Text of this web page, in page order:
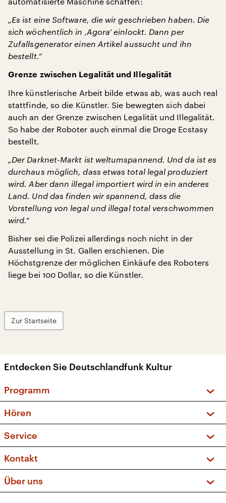
„Es ist eine Software, die wir geschrieben haben. Die
sich wöchentlich in ‚Agora‘ einlockt. Dann per
Zufallsgenerator einen Artikel aussucht und ihn
bestellt.“
Grenze zwischen Legalität und Illegalität
Ihre künstlerische Arbeit bilde etwas ab, was auch real
stattfinde, so die Künstler. Sie bewegten sich dabei
auch an der Grenze zwischen Legalität und Illegalität.
So habe der Roboter auch einmal die Droge Ecstasy
bestellt.
„Der Darknet-Markt ist weltumspannend. Und da ist es
durchaus möglich, dass etwas total legal produziert
wird. Aber dann illegal importiert wird in ein anderes
Land. Und das finden wir spannend, dass die
Vorstellung von legal und illegal total verschwommen
wird.“
Bisher sei die Polizei allerdings noch nicht in der
Ausstellung in St. Gallen erschienen. Die
Höchstgrenze der möglichen Einkäufe des Roboters
liege bei 100 Dollar, so die Künstler.
Zur Startseite
Entdecken Sie Deutschlandfunk Kultur
Programm
Sendungen und Podcasts
Musikliste
Kakadu – Das Kinderprogramm
Hören
Frequenzen (UKW + DAB+)
Service
FAQ
Apps
Newsletter
Kontakt
Social Media
Über uns